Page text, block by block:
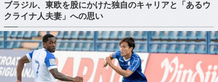
ブラジル、東欧を股にかけた独自のキャリアと「あるウ
クライナ人夫妻」への思い